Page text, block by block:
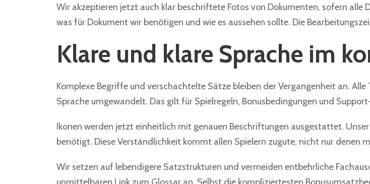
Wir akzeptieren jetzt auch klar beschriftete Fotos von Dokumenten, sofern
was für Dokument wir benötigen und wie es aussehen sollte. Die
Klare und klare Sprache im
Komplexe Begriffe und verschachtelte Sätze bleiben der Vergangenheit an.
Sprache umgewandelt. Das gilt für Spielregeln, Bonusbedingungen und
Ikonen werden jetzt einheitlich mit genauen Beschriftungen ausgestattet.
benötigt. Diese Verständlichkeit kommt allen Spielern zugute, nicht nur denen
Wir setzen auf lebendigere Satzstrukturen und vermeiden entbehrliche